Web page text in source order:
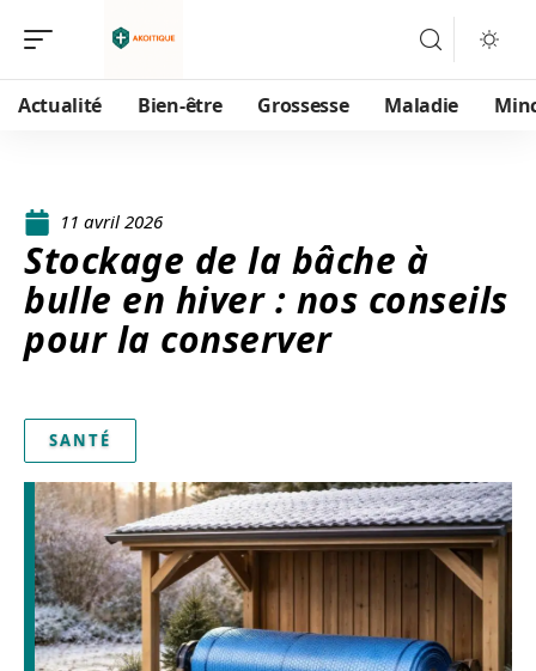
Actualité Bien-être Grossesse Maladie
11 avril 2026
Stockage de la bâche à
bulle en hiver : nos conseils
pour la conserver
SANTÉ